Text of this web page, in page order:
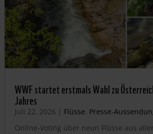
WWF startet erstmals Wahl zu
Jahres
Juli 22, 2026 | Flüsse, Presse-
Online-Voting über neun Flüsse aus